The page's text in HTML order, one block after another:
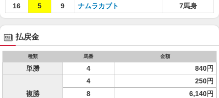
16
5 9 ナムラカブト 7馬身
払戻金
種類 馬番 金額
単勝 4 840円
複勝
4
250円
8
6,140円